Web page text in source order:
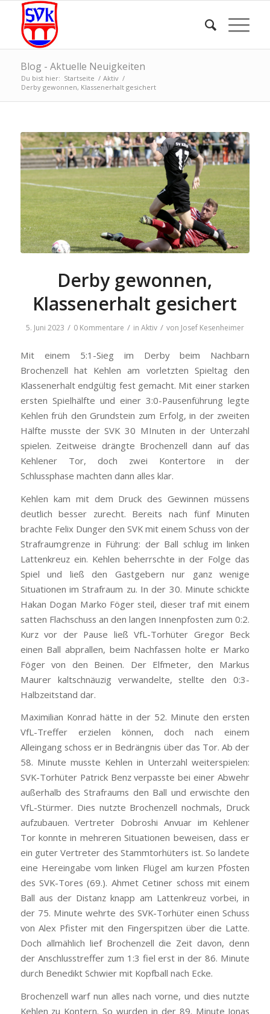
Blog - Aktuelle Neuigkeiten
Du bist hier: Startseite / Aktiv /
Derby gewonnen, Klassenerhalt gesichert
Derby gewonnen,
Klassenerhalt gesichert
5. Juni 2023 / 0 Kommentare / in Aktiv / von Josef Kesenheimer
Mit einem 5:1-Sieg im Derby beim Nachbarn
Brochenzell hat Kehlen am vorletzten Spieltag den
Klassenerhalt endgültig fest gemacht. Mit einer starken
ersten Spielhälfte und einer 3:0-Pausenführung legte
Kehlen früh den Grundstein zum Erfolg, in der zweiten
Hälfte musste der SVK 30 MInuten in der Unterzahl
spielen. Zeitweise drängte Brochenzell dann auf das
Kehlener Tor, doch zwei Kontertore in der
Schlussphase machten dann alles klar.
Kehlen kam mit dem Druck des Gewinnen müssens
deutlich besser zurecht. Bereits nach fünf Minuten
brachte Felix Dunger den SVK mit einem Schuss von der
Strafraumgrenze in Führung: der Ball schlug im linken
Lattenkreuz ein. Kehlen beherrschte in der Folge das
Spiel und ließ den Gastgebern nur ganz wenige
Situationen im Strafraum zu. In der 30. Minute schickte
Hakan Dogan Marko Föger steil, dieser traf mit einem
satten Flachschuss an den langen Innenpfosten zum 0:2.
Kurz vor der Pause ließ VfL-Torhüter Gregor Beck
einen Ball abprallen, beim Nachfassen holte er Marko
Föger von den Beinen. Der Elfmeter, den Markus
Maurer kaltschnäuzig verwandelte, stellte den 0:3-
Halbzeitstand dar.
Maximilian Konrad hätte in der 52. Minute den ersten
VfL-Treffer erzielen können, doch nach einem
Alleingang schoss er in Bedrängnis über das Tor. Ab der
58. Minute musste Kehlen in Unterzahl weiterspielen:
SVK-Torhüter Patrick Benz verpasste bei einer Abwehr
außerhalb des Strafraums den Ball und erwischte den
VfL-Stürmer. Dies nutzte Brochenzell nochmals, Druck
aufzubauen. Vertreter Dobroshi Anvuar im Kehlener
Tor konnte in mehreren Situationen beweisen, dass er
ein guter Vertreter des Stammtorhüters ist. So landete
eine Hereingabe vom linken Flügel am kurzen Pfosten
des SVK-Tores (69.). Ahmet Cetiner schoss mit einem
Ball aus der Distanz knapp am Lattenkreuz vorbei, in
der 75. Minute wehrte des SVK-Torhüter einen Schuss
von Alex Pfister mit den Fingerspitzen über die Latte.
Doch allmählich lief Brochenzell die Zeit davon, denn
der Anschlusstreffer zum 1:3 fiel erst in der 86. Minute
durch Benedikt Schwier mit Kopfball nach Ecke.
Brochenzell warf nun alles nach vorne, und dies nutzte
Kehlen zu Kontern. So wurden in der 89. Minute Jonas